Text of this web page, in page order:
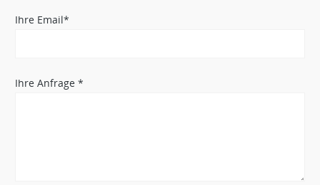
Ihre Email*
Ihre Anfrage *